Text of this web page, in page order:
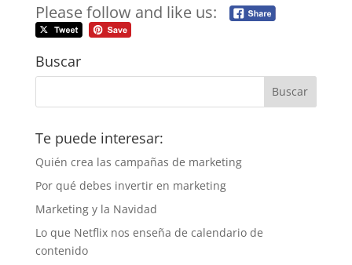
Please follow and like us:
Buscar
Te puede interesar:
Quién crea las campañas de marketing
Por qué debes invertir en marketing
Marketing y la Navidad
Lo que Netflix nos enseña de calendario de
contenido